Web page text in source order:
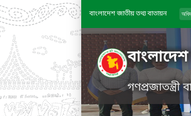
বাংলাদেশ জাতীয় তথ্য বাতায়ন
গণপ্রজাতন্ত্রী